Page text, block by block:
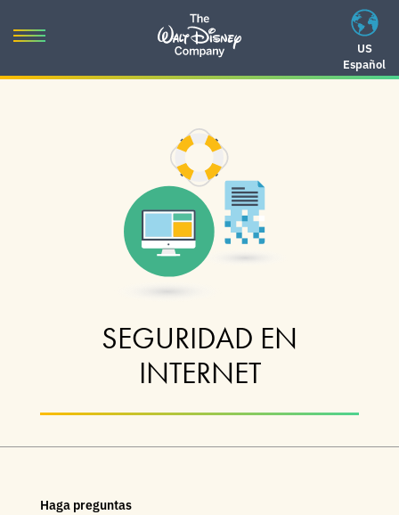
US
Español
Toggle
SEGURIDAD EN
INTERNET
Haga preguntas